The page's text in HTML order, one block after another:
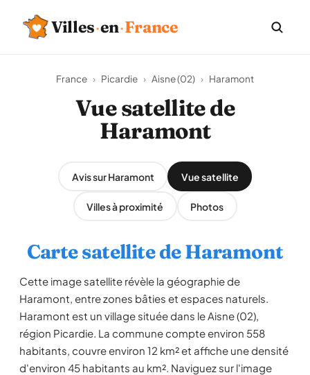
Villes·en·France
France › Picardie › Aisne (02) › Haramont
Vue satellite de
Haramont
Avis sur Haramont Vue satellite
Villes à proximité Photos
Carte satellite de Haramont
Cette image satellite révèle la géographie de
Haramont, entre zones bâties et espaces naturels.
Haramont est un village située dans le Aisne (02),
région Picardie. La commune compte environ 558
habitants, couvre environ 12 km² et affiche une densité
d'environ 45 habitants au km². Naviguez sur l'image